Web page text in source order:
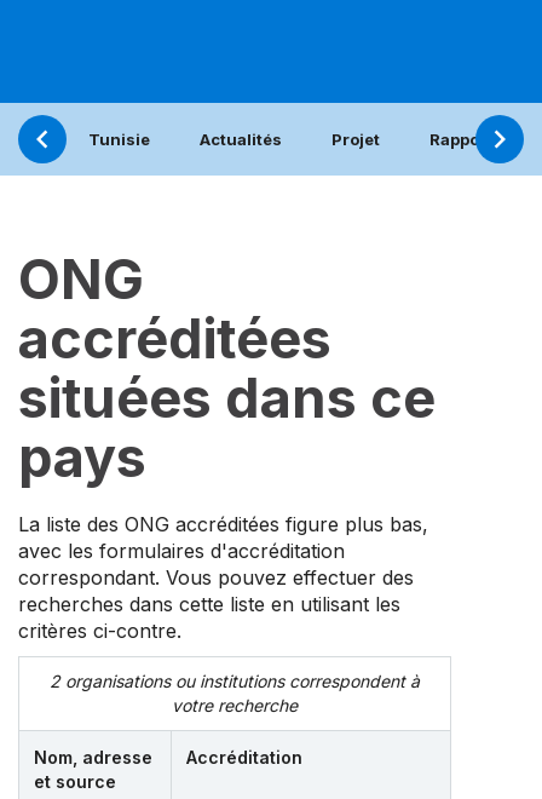
Tunisie Actualités Projet Rapport
ONG
accréditées
situées dans ce
pays
La liste des ONG accréditées figure plus bas,
avec les formulaires d'accréditation
correspondant. Vous pouvez effectuer des
recherches dans cette liste en utilisant les
critères ci-contre.
2 organisations ou institutions correspondent à
votre recherche
Nom, adresse
et source
Accréditation